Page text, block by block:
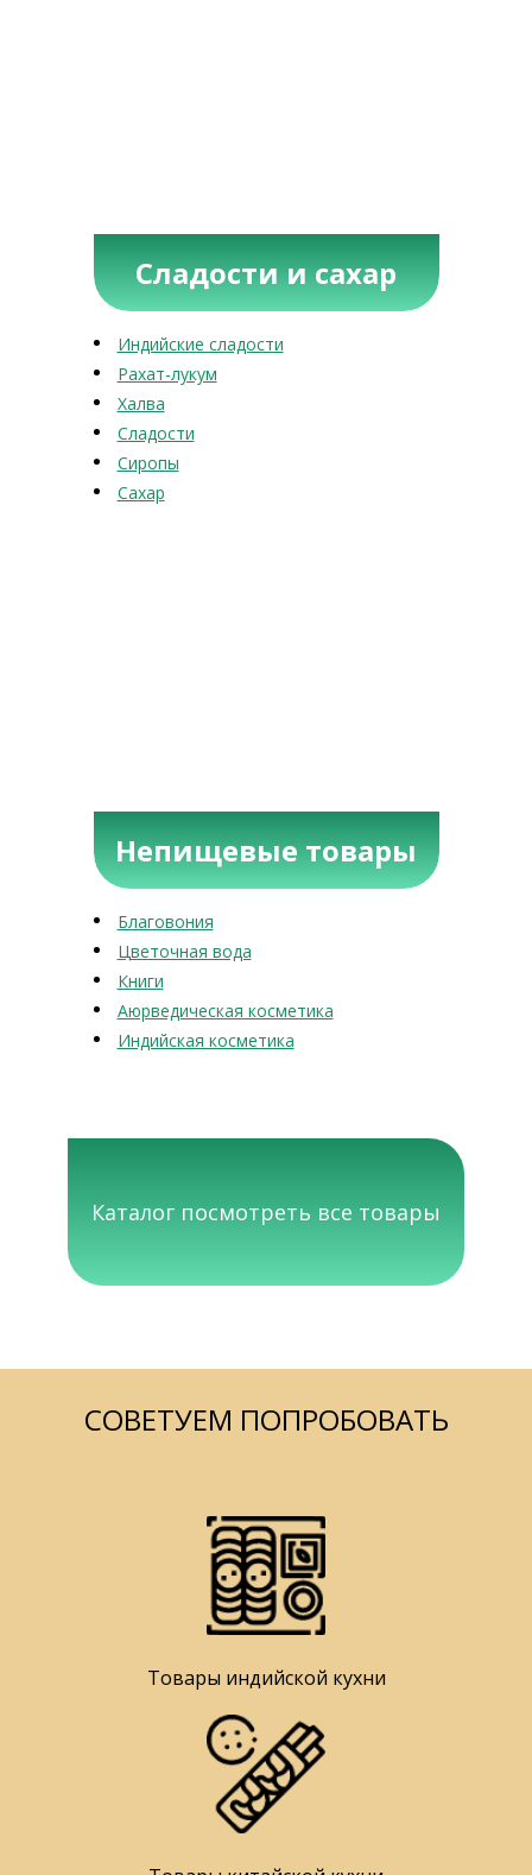
Сладости и сахар
Индийские сладости
Рахат-лукум
Халва
Сладости
Сиропы
Сахар
Непищевые товары
Благовония
Цветочная вода
Книги
Аюрведическая косметика
Индийская косметика
Каталог посмотреть все товары
СОВЕТУЕМ ПОПРОБОВАТЬ
Товары индийской кухни